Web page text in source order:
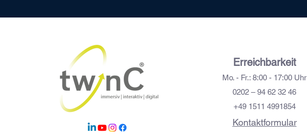
Erreichbarkeit
Mo. - Fr.: 8:00 - 17:00 Uhr
0202 – 94 62 32 46
+49 1511 4991854
Kontaktformular